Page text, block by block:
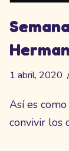
1 abril, 2020
Así es
convivir los